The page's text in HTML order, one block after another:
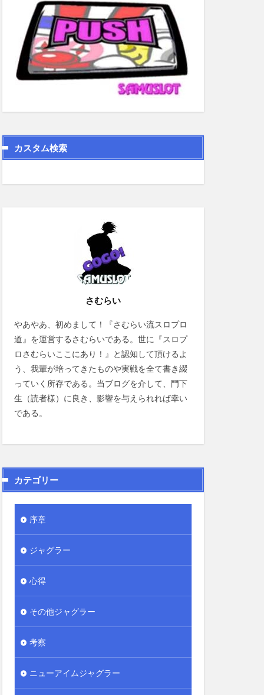
カスタム検索
さむらい
やあやあ、初めまして！『さむらい流スロプロ
道』を運営するさむらいである。世に『スロプ
ロさむらいここにあり！』と認知して頂けるよ
う、我輩が培ってきたものや実戦を全て書き綴
っていく所存である。当ブログを介して、門下
生（読者様）に良き、影響を与えられれば幸い
である。
カテゴリー
序章
ジャグラー
心得
その他ジャグラー
考察
ニューアイムジャグラー